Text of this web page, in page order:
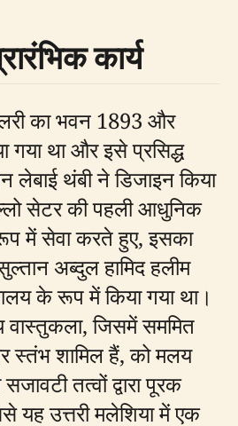
कार्य
का भवन 1893 और
गया था और इसे प्रसिद्ध
लेबाई थंबी ने डिजाइन किया
सेटर की पहली आधुनिक
में सेवा करते हुए, इसका
अब्दुल हामिद हलीम
के रूप में किया गया था।
वास्तुकला, जिसमें सममित
स्तंभ शामिल हैं, को मलय
तत्वों द्वारा पूरक
यह उत्तरी मलेशिया में एक